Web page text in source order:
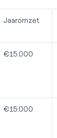
Jaaromzet
€15.000
€15.000